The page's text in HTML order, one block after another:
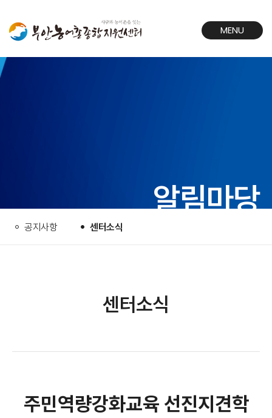
MENU
알림마당
공지사항 센터소식
센터소식
주민역량강화교육 선진지견학